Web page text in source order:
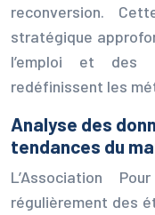
reconversion.
stratégique
l’emploi et des
redéfinissent les
Analyse des
tendances du
L’Association
régulièrement des